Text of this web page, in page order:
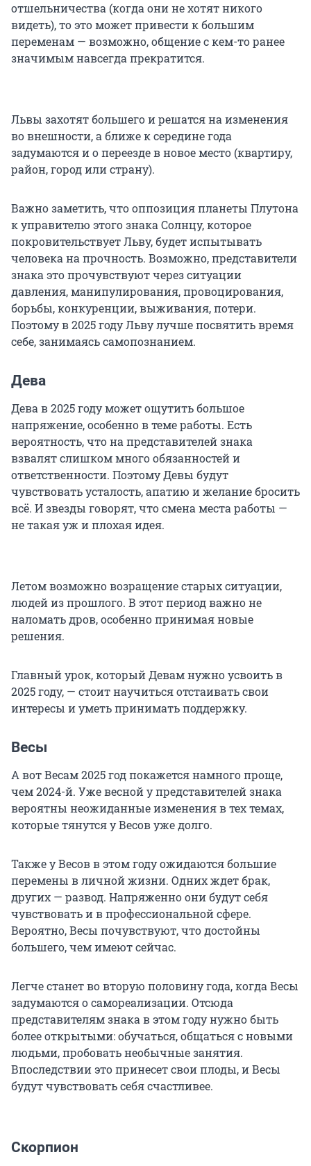
отшельничества (когда они не хотят никого
видеть), то это может привести к большим
переменам — возможно, общение с кем-то ранее
значимым навсегда прекратится.
Львы захотят большего и решатся на изменения
во внешности, а ближе к середине года
задумаются и о переезде в новое место (квартиру,
район, город или страну).
Важно заметить, что оппозиция планеты Плутона
к управителю этого знака Солнцу, которое
покровительствует Льву, будет испытывать
человека на прочность. Возможно, представители
знака это прочувствуют через ситуации
давления, манипулирования, провоцирования,
борьбы, конкуренции, выживания, потери.
Поэтому в 2025 году Льву лучше посвятить время
себе, занимаясь самопознанием.
Дева
Дева в 2025 году может ощутить большое
напряжение, особенно в теме работы. Есть
вероятность, что на представителей знака
взвалят слишком много обязанностей и
ответственности. Поэтому Девы будут
чувствовать усталость, апатию и желание бросить
всё. И звезды говорят, что смена места работы —
не такая уж и плохая идея.
Летом возможно возращение старых ситуации,
людей из прошлого. В этот период важно не
наломать дров, особенно принимая новые
решения.
Главный урок, который Девам нужно усвоить в
2025 году, — стоит научиться отстаивать свои
интересы и уметь принимать поддержку.
Весы
А вот Весам 2025 год покажется намного проще,
чем 2024-й. Уже весной у представителей знака
вероятны неожиданные изменения в тех темах,
которые тянутся у Весов уже долго.
Также у Весов в этом году ожидаются большие
перемены в личной жизни. Одних ждет брак,
других — развод. Напряженно они будут себя
чувствовать и в профессиональной сфере.
Вероятно, Весы почувствуют, что достойны
большего, чем имеют сейчас.
Легче станет во вторую половину года, когда Весы
задумаются о самореализации. Отсюда
представителям знака в этом году нужно быть
более открытыми: обучаться, общаться с новыми
людьми, пробовать необычные занятия.
Впоследствии это принесет свои плоды, и Весы
будут чувствовать себя счастливее.
Скорпион